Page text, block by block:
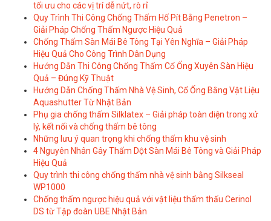
tối ưu cho các vị trí dễ nứt, rò rỉ
Quy Trình Thi Công Chống Thấm Hố Pít Bằng Penetron –
Giải Pháp Chống Thấm Ngược Hiệu Quả
Chống Thấm Sàn Mái Bê Tông Tại Yên Nghĩa – Giải Pháp
Hiệu Quả Cho Công Trình Dân Dụng
Hướng Dẫn Thi Công Chống Thấm Cổ Ống Xuyên Sàn Hiệu
Quả – Đúng Kỹ Thuật
Hướng Dẫn Chống Thấm Nhà Vệ Sinh, Cổ Ống Bằng Vật Liệu
Aquashutter Từ Nhật Bản
Phụ gia chống thấm Silklatex – Giải pháp toàn diện trong xử
lý, kết nối và chống thấm bê tông
Những lưu ý quan trọng khi chống thấm khu vệ sinh
4 Nguyên Nhân Gây Thấm Dột Sàn Mái Bê Tông và Giải Pháp
Hiệu Quả
Quy trình thi công chống thấm nhà vệ sinh bằng Silkseal
WP1000
Chống thấm ngược hiệu quả với vật liệu thẩm thấu Cerinol
DS từ Tập đoàn UBE Nhật Bản​